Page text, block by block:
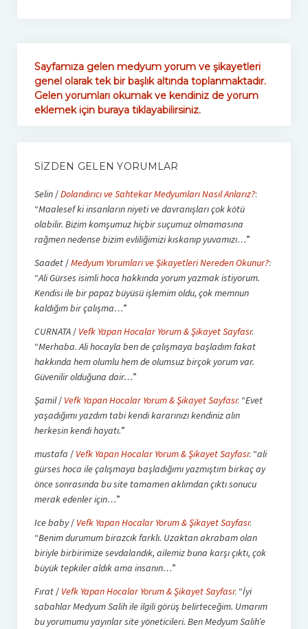
Sayfamıza gelen medyum yorum ve şikayetleri
genel olarak tek bir başlık altında toplanmaktadır.
Gelen yorumları okumak ve kendiniz de yorum
eklemek için buraya tıklayabilirsiniz.
SIZDEN GELEN YORUMLAR
Selin/Dolandırıcı ve Sahtekar Medyumları Nasıl Anlarız?:
“Maalesef ki insanların niyeti ve davranışları çok kötü
olabilir. Bizim komşumuz hiçbir suçumuz olmamasına
rağmen nedense bizim evliliğimizi kıskanıp yuvamızı…”
Saadet/Medyum Yorumları ve Şikayetleri Nereden Okunur?:
“Ali Gürses isimli hoca hakkında yorum yazmak istiyorum.
Kendisi ile bir papaz büyüsü işlemim oldu, çok memnun
kaldığım bir çalışma…”
CURNATA/ Vefk Yapan Hocalar Yorum & Şikayet Sayfası:
“Merhaba. Ali hocayla ben de çalışmaya başladım fakat
hakkında hem olumlu hem de olumsuz birçok yorum var.
Güvenilir olduğuna dair…”
Şamil/ Vefk Yapan Hocalar Yorum & Şikayet Sayfası: “Evet
yaşadığımı yazdım tabi kendi kararınızı kendiniz alın
herkesin kendi hayatı.”
mustafa / Vefk Yapan Hocalar Yorum & Şikayet Sayfası: “ali
gürses hoca ile çalışmaya başladığımı yazmıştım birkaç ay
önce sonrasında bu site tamamen aklımdan çıktı sonucu
merak edenler için…”
Ice baby/ Vefk Yapan Hocalar Yorum & Şikayet Sayfası:
“Benim durumum birazcık farklı. Uzaktan akrabam olan
biriyle birbirimize sevdalandık, ailemiz buna karşı çıktı, çok
büyük tepkiler aldık ama insanın…”
Fırat/ Vefk Yapan Hocalar Yorum & Şikayet Sayfası: “İyi
sabahlar Medyum Salih ile ilgili görüş belirteceğim. Umarım
bu yorumumu yayınlar site yöneticileri. Ben Medyum Salih’e